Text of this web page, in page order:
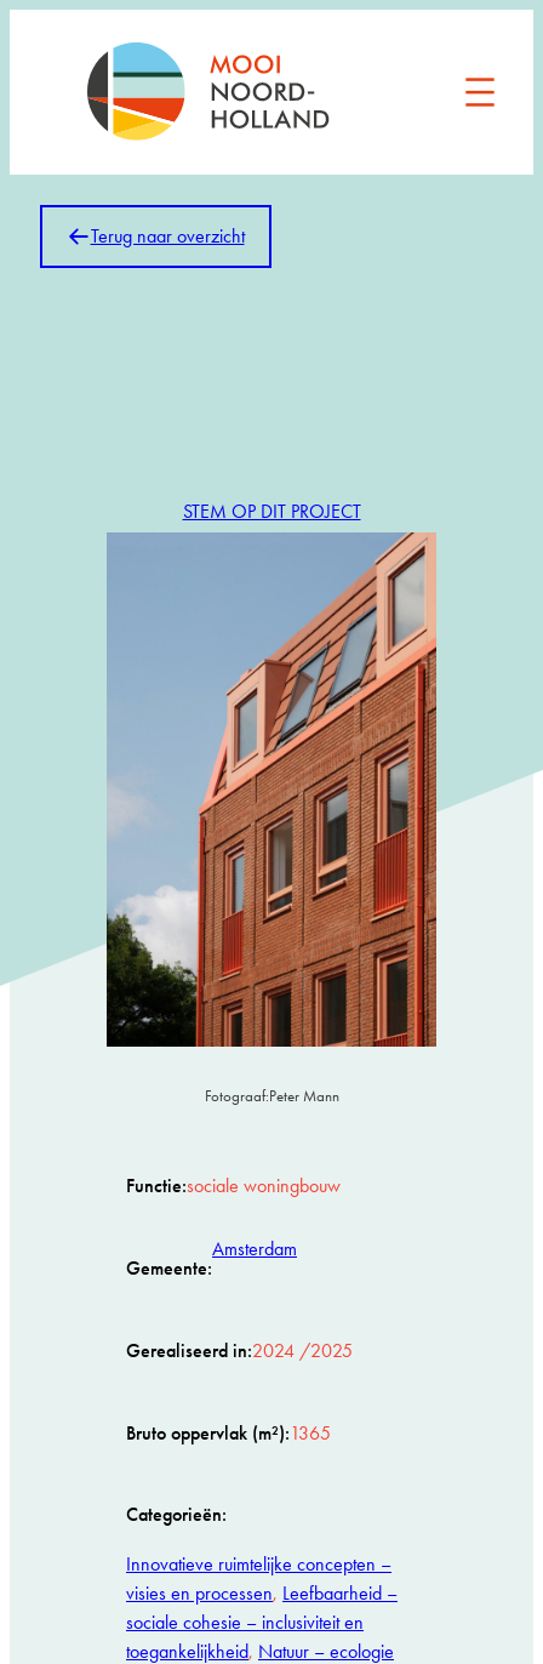
Terug naar overzicht
STEM OP DIT PROJECT
Fotograaf:Peter Mann
Functie:sociale woningbouw
Gemeente:
Amsterdam
Gerealiseerd in:2024 /2025
Bruto oppervlak (m²):1365
Categorieën:
Innovatieve ruimtelijke concepten –
visies en processen, Leefbaarheid –
sociale cohesie – inclusiviteit en
toegankelijkheid, Natuur – ecologie